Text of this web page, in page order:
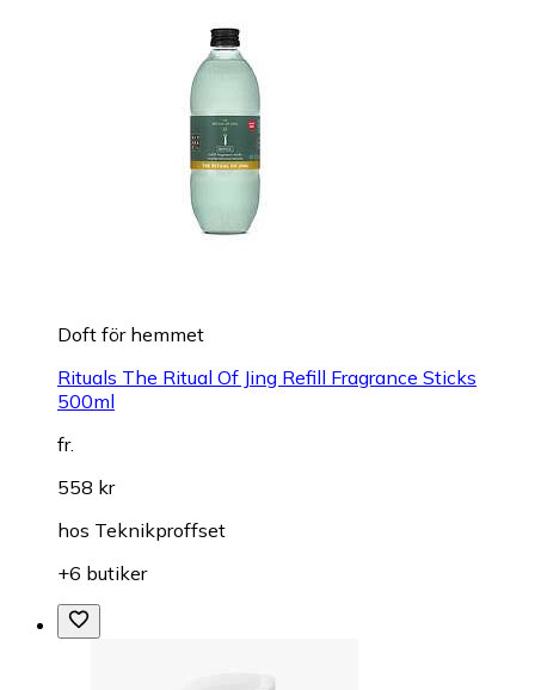
Doft för hemmet
Rituals The Ritual Of Jing Refill Fragrance Sticks
500ml
fr.
558 kr
hos Teknikproffset
+6 butiker